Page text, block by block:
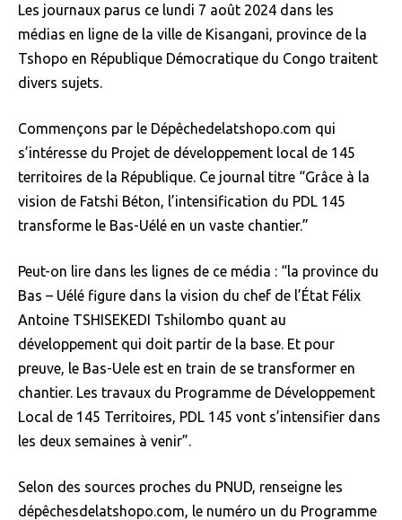
Les journaux parus ce lundi 7 août 2024 dans les
médias en ligne de la ville de Kisangani, province de la
Tshopo en République Démocratique du Congo traitent
divers sujets.
Commençons par le Dépêchedelatshopo.com qui
s’intéresse du Projet de développement local de 145
territoires de la République. Ce journal titre “Grâce à la
vision de Fatshi Béton, l’intensification du PDL 145
transforme le Bas-Uélé en un vaste chantier.”
Peut-on lire dans les lignes de ce média : “la province du
Bas – Uélé figure dans la vision du chef de l’État Félix
Antoine TSHISEKEDI Tshilombo quant au
développement qui doit partir de la base. Et pour
preuve, le Bas-Uele est en train de se transformer en
chantier. Les travaux du Programme de Développement
Local de 145 Territoires, PDL 145 vont s’intensifier dans
les deux semaines à venir”.
Selon des sources proches du PNUD, renseigne les
dépêchesdelatshopo.com, le numéro un du Programme